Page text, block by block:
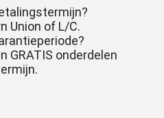
Union of L/C.
GRATIS onderdelen